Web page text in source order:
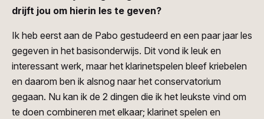
drijft jou om hierin les te geven?
Ik heb eerst aan de Pabo gestudeerd en een paar jaar les
gegeven in het basisonderwijs. Dit vond ik leuk en
interessant werk, maar het klarinetspelen bleef kriebelen
en daarom ben ik alsnog naar het conservatorium
gegaan. Nu kan ik de 2 dingen die ik het leukste vind om
te doen combineren met elkaar; klarinet spelen en